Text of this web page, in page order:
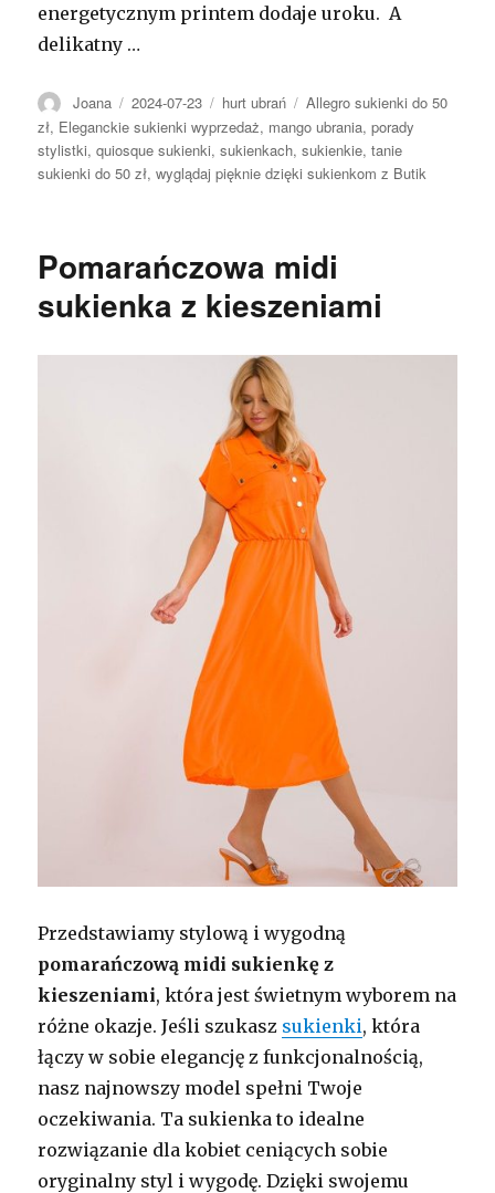
energetycznym printem dodaje uroku. A
delikatny …
Autor
Joana Opublikowano
2024-07-23 Kategorie
hurt ubrań Tagi
Allegro sukienki do 50
zł, Eleganckie sukienki wyprzedaż, mango ubrania,porady
stylistki,quiosque sukienki,sukienkach,sukienkie,tanie
sukienki do 50 zł,wyglądaj pięknie dzięki sukienkom z Butik
Pomarańczowa midi
sukienka z kieszeniami
Przedstawiamy stylową i wygodną
pomarańczową midi sukienkę z
kieszeniami, która jest świetnym wyborem na
różne okazje. Jeśli szukasz sukienki, która
łączy w sobie elegancję z funkcjonalnością,
nasz najnowszy model spełni Twoje
oczekiwania. Ta sukienka to idealne
rozwiązanie dla kobiet ceniących sobie
oryginalny styl i wygodę. Dzięki swojemu